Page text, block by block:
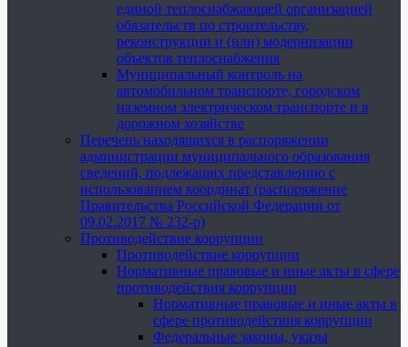
единой теплоснабжающей организацией
обязательств по строительству,
реконструкции и (или) модернизации
объектов теплоснабжения
Муниципальный контроль на
автомобильном транспорте, городском
наземном электрическом транспорте и в
дорожном хозяйстве
Перечень находящихся в распоряжении
администрации муниципального образования
сведений, подлежащих представлению с
использованием координат (распоряжение
Правительства Российской Федерации от
09.02.2017 № 232-р)
Противодействие коррупции
Противодействие коррупции
Нормативные правовые и иные акты в сфере
противодействия коррупции
Нормативные правовые и иные акты в
сфере противодействия коррупции
Федеральные законы, указы